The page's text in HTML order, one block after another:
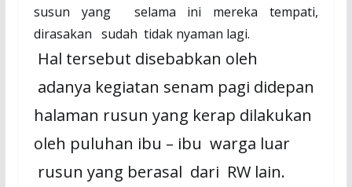
susun yang
selama ini mereka tempati,
dirasakan sudah tidak nyaman lagi.
Hal tersebut disebabkan oleh
adanya kegiatan senam pagi didepan
halaman rusun yang kerap dilakukan
oleh puluhan ibu – ibu warga luar
rusun yang berasal dari RW lain.